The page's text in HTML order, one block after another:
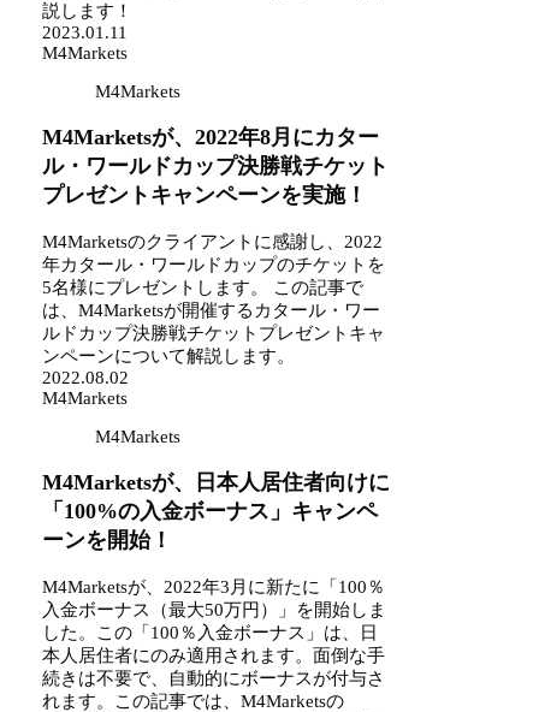
説します！
2023.01.11
M4Markets
M4Markets
M4Marketsが、2022年8月にカター
ル・ワールドカップ決勝戦チケット
プレゼントキャンペーンを実施！
M4Marketsのクライアントに感謝し、2022
年カタール・ワールドカップのチケットを
5名様にプレゼントします。 この記事で
は、M4Marketsが開催するカタール・ワー
ルドカップ決勝戦チケットプレゼントキャ
ンペーンについて解説します。
2022.08.02
M4Markets
M4Markets
M4Marketsが、日本人居住者向けに
「100%の入金ボーナス」キャンペ
ーンを開始！
M4Marketsが、2022年3月に新たに「100％
入金ボーナス（最大50万円）」を開始しま
した。この「100％入金ボーナス」は、日
本人居住者にのみ適用されます。面倒な手
続きは不要で、自動的にボーナスが付与さ
れます。この記事では、M4Marketsの